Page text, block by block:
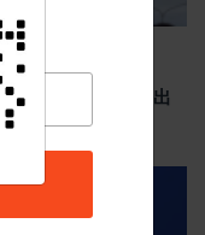
倡議乾淨選舉 划出